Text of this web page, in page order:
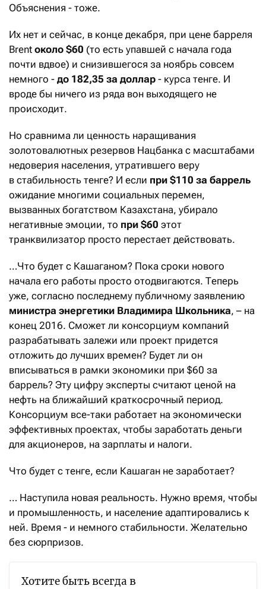
Объяснения - тоже.
Их нет и сейчас, в конце декабря, при цене барреля
Brent около $60 (то есть упавшей с начала года
почти вдвое) и снизившегося за ноябрь совсем
немного - до 182,35 за доллар - курса тенге. И
вроде бы ничего из ряда вон выходящего не
происходит.
Но сравнима ли ценность наращивания
золотовалютных резервов Нацбанка с масштабами
недоверия населения, утратившего веру
в стабильность тенге? И если при $110 за баррель
ожидание многими социальных перемен,
вызванных богатством Казахстана, убирало
негативные эмоции, то при $60 этот
транквилизатор просто перестает действовать.
…Что будет с Кашаганом? Пока сроки нового
начала его работы просто отодвигаются. Теперь
уже, согласно последнему публичному заявлению
министра энергетики Владимира Школьника, – на
конец 2016. Сможет ли консорциум компаний
разрабатывать залежи или проект придется
отложить до лучших времен? Будет ли он
вписываться в рамки экономики при $60 за
баррель? Эту цифру эксперты считают ценой на
нефть на ближайший краткосрочный период.
Консорциум все-таки работает на экономически
эффективных проектах, чтобы заработать деньги
для акционеров, на зарплаты и налоги.
Что будет с тенге, если Кашаган не заработает?
… Наступила новая реальность. Нужно время, чтобы
и промышленность, и население адаптировались к
ней. Время - и немного стабильности. Желательно
без сюрпризов.
Хотите быть всегда в